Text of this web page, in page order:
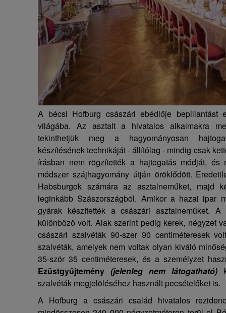
A bécsi Hofburg császári ebédlője bepillantást
világába. Az asztalt a hivatalos alkalmakra
tekinthetjük meg a hagyományosan
készítésének technikáját - állítólag - mindig csak
írásban nem rögzítették a hajtogatás módját,
módszer szájhagyomány útján öröklődött.
Habsburgok számára az asztalneműket, majd
leginkább Szászországból. Amikor a hazai ipar
gyárak készítették a császári asztalneműket.
különböző volt. Alak szerint pedig kerek, négyzet
császári szalvéták 90-szer 90 centiméteresek
szalvéták, amelyek nem voltak olyan kiváló
35-ször 35 centiméteresek, és a személyzet
Ezüstgyűjtemény (jelenleg nem látogatható)
szalvéták megjelöléséhez használt pecsételőket is.
A Hofburg a császári család hivatalos